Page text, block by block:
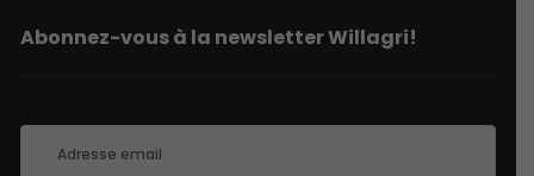
Abonnez-vous à la newsletter Willagri!